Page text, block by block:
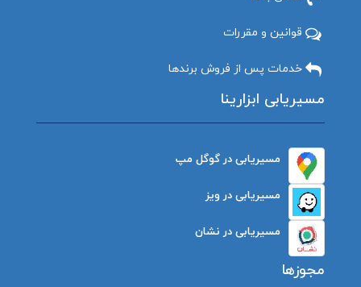
قوانین و مقررات
خدمات پس از فروش برندها
مسیریابی ابزارینا
مسیریابی در گوگل مپ
مسیریابی در ویز
مسیریابی در نشان
مجوزها